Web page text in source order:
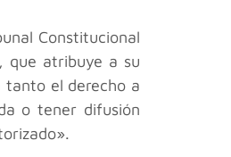
Constitucional
que atribuye a su
tanto el derecho a
o tener difusión